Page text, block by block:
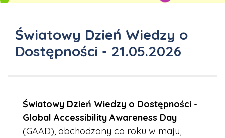
Światowy Dzień Wiedzy o
Dostępności - 21.05.2026
Światowy Dzień Wiedzy o Dostępności -
Global Accessibility Awareness Day
(GAAD), obchodzony co roku w maju,